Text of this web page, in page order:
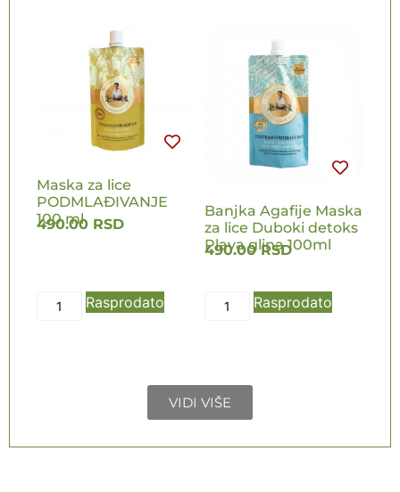
Maska za lice
PODMLAĐIVANJE
100 ml
490.00 RSD
Rasprodato
Banjka Agafije Maska
za lice Duboki detoks
Plava glina 100ml
490.00RSD
Rasprodato
VIDI VIŠE